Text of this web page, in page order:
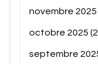
novembre 2025
octobre 2025
septembre